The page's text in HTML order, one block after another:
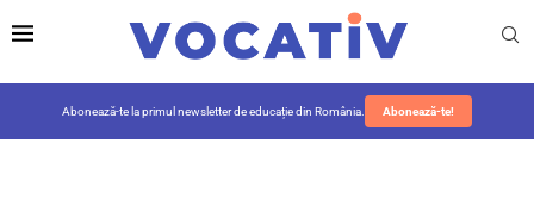
Abonează-te la primul newsletter de educație din România. Abonează-te!